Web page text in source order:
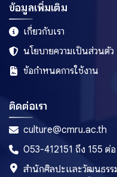
ข้อมูลเพิ่มเติม
เกี่ยวกับเรา
นโยบายความเป็นส่วนตัว
ข้อกำหนดการใช้งาน
ติดต่อเรา
culture@cmru.ac.th
053-412151 ถึง 155 ต่อ
สำนักศิลปะและวัฒนธรร